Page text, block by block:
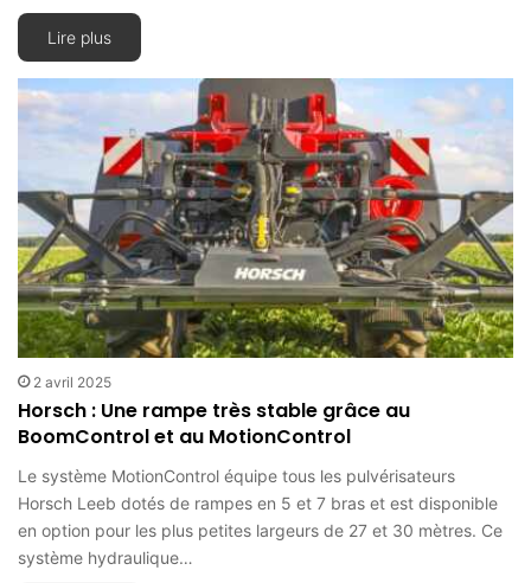
Lire plus
2 avril 2025
Horsch : Une rampe très stable grâce au
BoomControl et au MotionControl
Le système MotionControl équipe tous les pulvérisateurs
Horsch Leeb dotés de rampes en 5 et 7 bras et est disponible
en option pour les plus petites largeurs de 27 et 30 mètres. Ce
système hydraulique…